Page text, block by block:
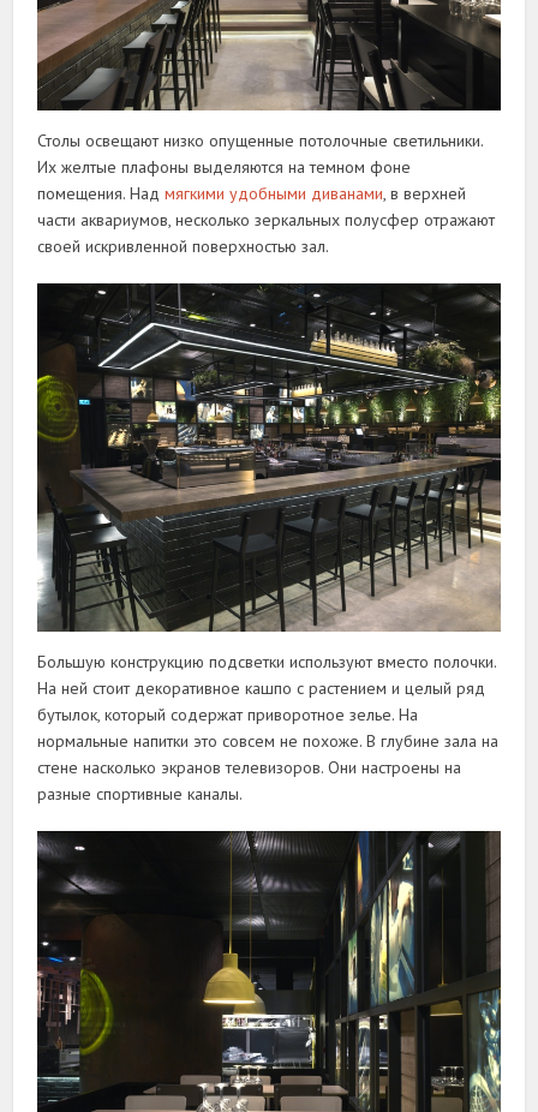
Столы освещают низко опущенные потолочные светильники.
Их желтые плафоны выделяются на темном фоне
помещения. Надмягкими удобными диванами, в верхней
части аквариумов, несколько зеркальных полусфер отражают
своей искривленной поверхностью зал.
Большую конструкцию подсветки используют вместо полочки.
На ней стоит декоративное кашпо с растением и целый ряд
бутылок, который содержат приворотное зелье. На
нормальные напитки это совсем не похоже. В глубине зала на
стене насколько экранов телевизоров. Они настроены на
разные спортивные каналы.